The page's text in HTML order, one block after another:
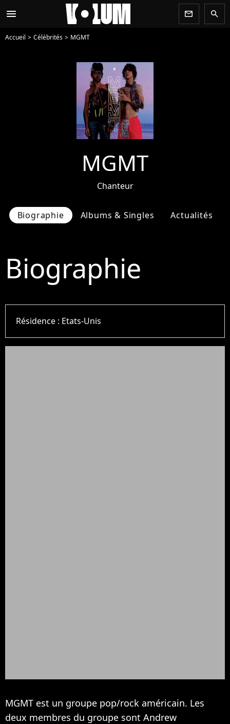
menu newsletter search
Accueil Célébrités MGMT
MGMT
Chanteur
Biographie Albums & Singles Actualités
Biographie
Résidence : Etats-Unis
MGMT est un groupe pop/rock américain. Les
deux membres du groupe sont Andrew